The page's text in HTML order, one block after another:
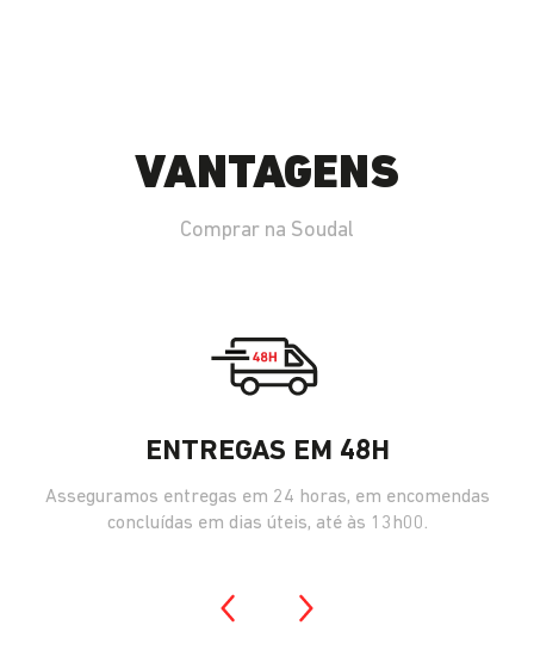
VANTAGENS
Comprar na Soudal
ENTREGAS EM 48H
Asseguramos entregas em 24 horas, em encomendas
concluídas em dias úteis, até às 13h00.